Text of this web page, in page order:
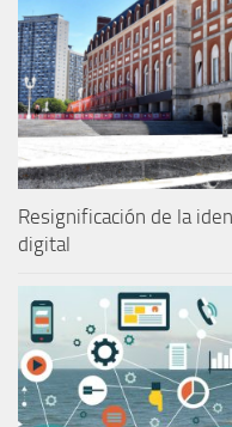
Resignificación de la
digital